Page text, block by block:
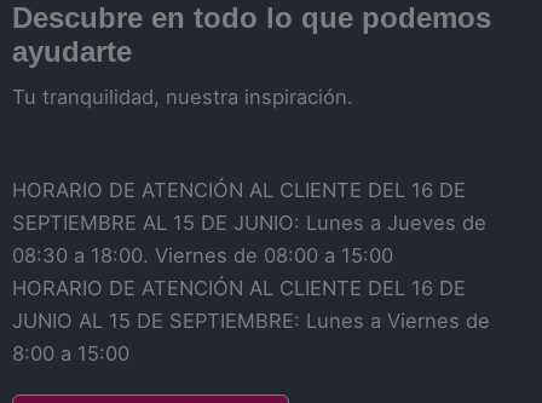
Descubre en todo lo que podemos
ayudarte
Tu tranquilidad, nuestra inspiración.
HORARIO DE ATENCIÓN AL CLIENTE DEL 16 DE
SEPTIEMBRE AL 15 DE JUNIO: Lunes a Jueves de
08:30 a 18:00. Viernes de 08:00 a 15:00
HORARIO DE ATENCIÓN AL CLIENTE DEL 16 DE
JUNIO AL 15 DE SEPTIEMBRE: Lunes a Viernes de
8:00 a 15:00